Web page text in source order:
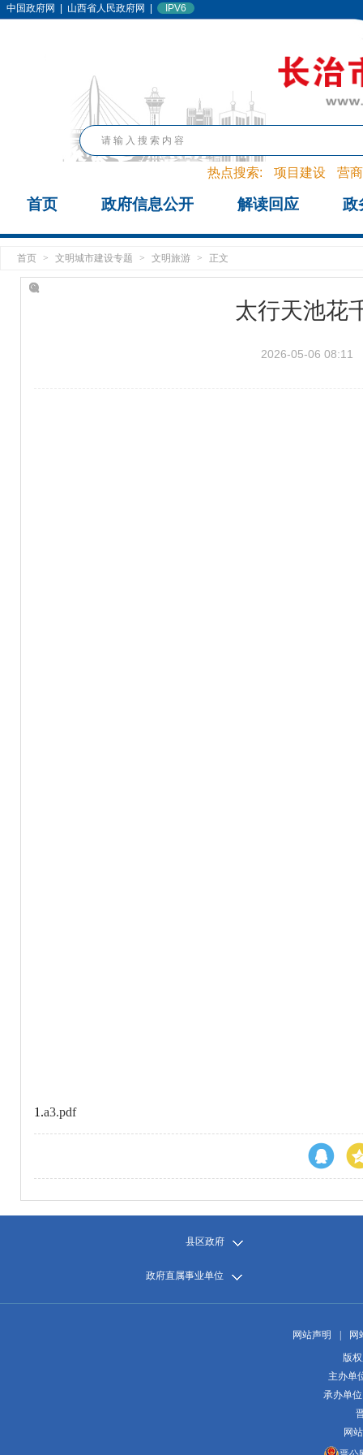
中国政府网 山西省人民政府网 IPV6
热点搜索: 项目建设 营
首页 政府信息公开 解读回应 政
首页 > 文明城市建设专题 > 文明旅游 > 正文
太行天池花
2026-05-06 08:11
1.a3.pdf
县区政府
政府直属事业单位
网站声明
网
版
主办单
承办单
网